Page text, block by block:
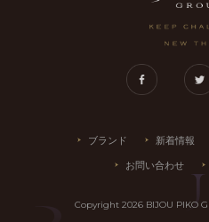
ブランド 新着情報
お問い合わせ
Copyright 2026 BIJOU PIKO